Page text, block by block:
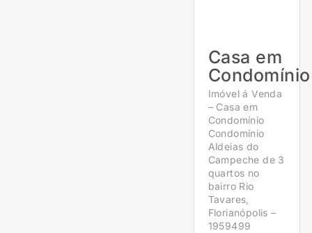
Casa em
Condomínio
Imóvel á Venda
– Casa em
Condomínio
Condomínio
Aldeias do
Campeche de 3
quartos no
bairro Rio
Tavares,
Florianópolis –
1959499